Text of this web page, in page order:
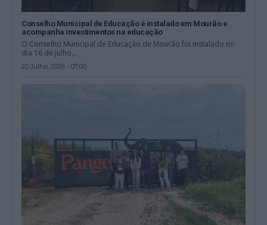
Conselho Municipal de Educação é instalado em Mourão e
acompanha investimentos na educação
O Conselho Municipal de Educação de Mourão foi instalado no
dia 16 de julho,...
20 Julho, 2026 - 07:00